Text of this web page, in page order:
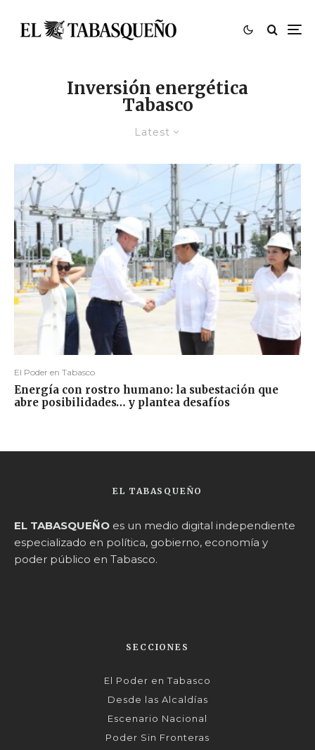
Inversión energética
Tabasco
Latest
El Poder en Tabasco
Energía con rostro humano: la subestación que
abre posibilidades… y plantea desafíos
EL TABASQUEÑO
EL TABASQUEÑO es un medio digital independiente
especializado en política, gobierno, economía y
poder público en Tabasco.
SECCIONES
El Poder en Tabasco
Desde las Alcaldías
Escenario Nacional
Poder Sin Fronteras